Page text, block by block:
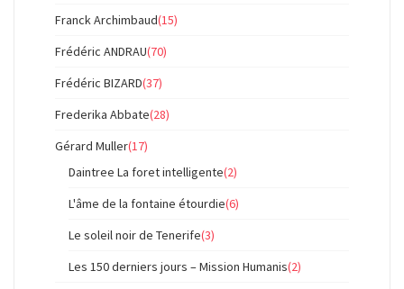
Franck Archimbaud(15)
Frédéric ANDRAU(70)
Frédéric BIZARD(37)
Frederika Abbate(28)
Gérard Muller(17)
Daintree La foret intelligente(2)
L'âme de la fontaine étourdie(6)
Le soleil noir de Tenerife(3)
Les 150 derniers jours – Mission Humanis(2)